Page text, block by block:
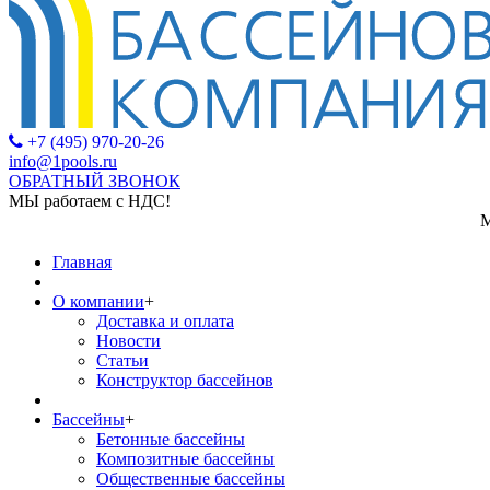
+7 (495) 970-20-26
info@1pools.ru
ОБРАТНЫЙ ЗВОНОК
МЫ работаем с НДС!
МЫ работаем с
Главная
О компании+
Доставка и оплата
Новости
Статьи
Конструктор бассейнов
Бассейны+
Бетонные бассейны
Композитные бассейны
Общественные бассейны